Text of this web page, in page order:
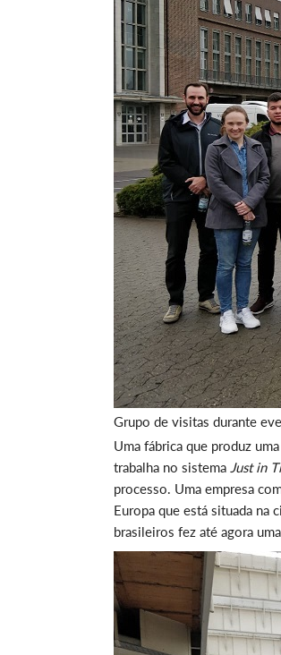
Grupo de visitas durante
Uma fábrica que produz
trabalha no sistema Just in
processo. Uma empresa
Europa que está situada na
brasileiros fez até agora